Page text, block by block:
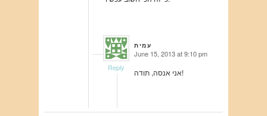
עמית
says: June 15, 2013 at 9:10 pm
אני אנסה, תודה! Reply